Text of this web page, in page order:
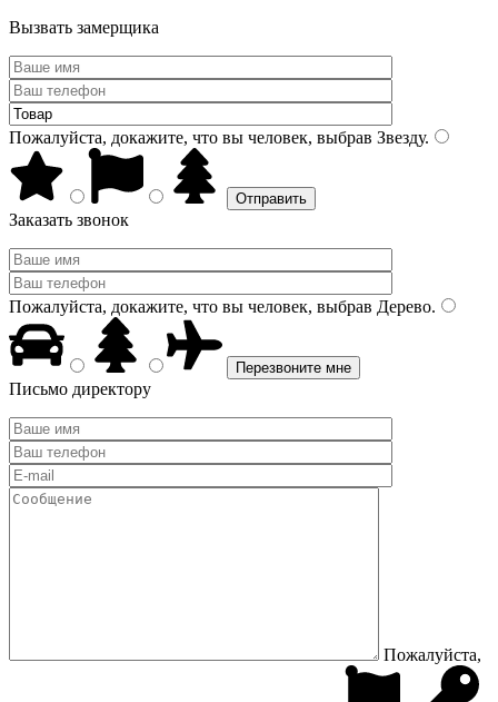
Вызвать замерщика
Пожалуйста, докажите, что вы человек, выбрав Звезду.
Заказать звонок
Пожалуйста, докажите, что вы человек, выбрав Дерево.
Письмо директору
Пожалуйста,